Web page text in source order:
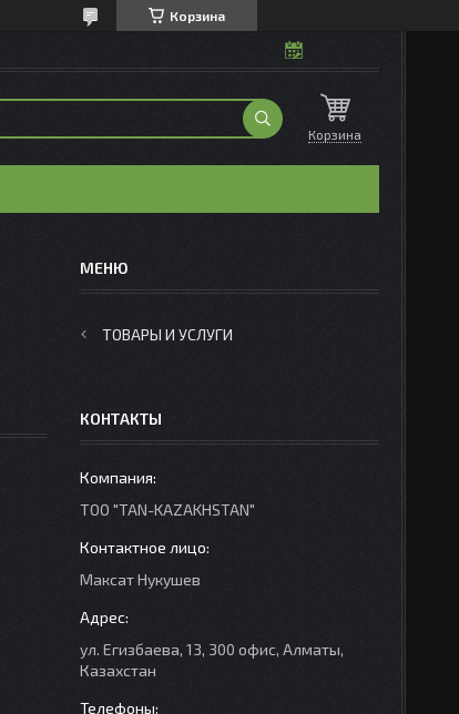
Корзина
Корзина
ТОВАРЫ И УСЛУГИ
КОНТАКТЫ
ТОО "TAN-KAZAKHSTAN"
Максат Нукушев
ул. Егизбаева, 13, 300 офис, Алматы,
Казахстан